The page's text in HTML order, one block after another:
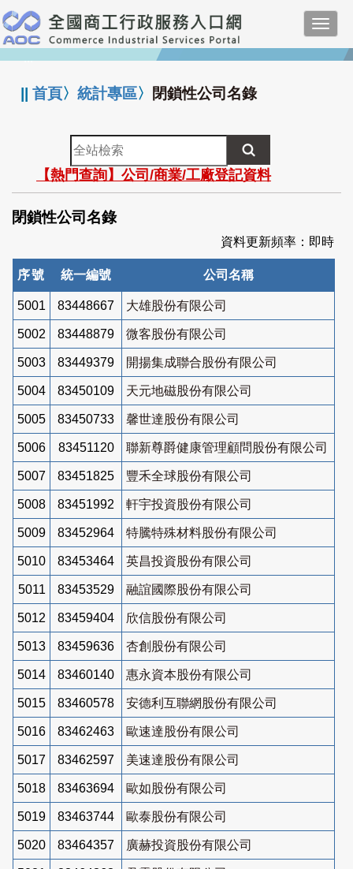
跳
到
主
要
:::
||首頁〉統計專區〉 閉鎖性公司名錄
全
站
檢
索
【熱門查詢】公司/商業/工廠登記資料
閉鎖性公司名錄
資料更新頻率：即時
序號 統一編號 公司名稱
5001 83448667 大雄股份有限公司
5002 83448879 微客股份有限公司
5003 83449379 開揚集成聯合股份有限公司
5004 83450109 天元地磁股份有限公司
5005 83450733 馨世達股份有限公司
5006 83451120 聯新尊爵健康管理顧問股份有限公司
5007 83451825 豐禾全球股份有限公司
5008 83451992 軒宇投資股份有限公司
5009 83452964 特騰特殊材料股份有限公司
5010 83453464 英昌投資股份有限公司
5011 83453529 融誼國際股份有限公司
5012 83459404 欣信股份有限公司
5013 83459636 杏創股份有限公司
5014 83460140 惠永資本股份有限公司
5015 83460578 安德利互聯網股份有限公司
5016 83462463 歐速達股份有限公司
5017 83462597 美速達股份有限公司
5018 83463694 歐如股份有限公司
5019 83463744 歐泰股份有限公司
5020 83464357 廣赫投資股份有限公司